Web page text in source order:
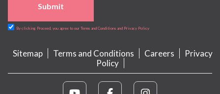
Submit
By clicking Proceed, you agree to our Terms and Conditions and Privacy Policy
Sitemap Terms and Conditions Careers
Privacy
Policy